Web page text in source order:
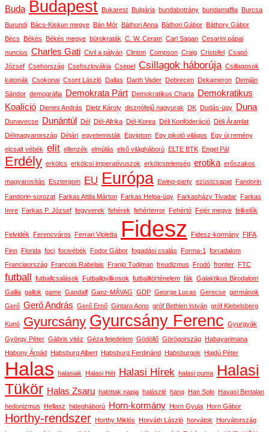
Buda Budapest Bukarest Bulgária bundabotrány bundamaffia Burcsa
Burundi Bács-Kiskun megye Bán Mór Báthori Anna Báthori Gábor
Báthory Gábor
Bécs
Békés Békés megye bürokraták C. W. Ceram Carl Sagan Cesarini pápai
nuncius Charles Gati Civil a pályán Clinton Compson Craig Cristofel
Csapó
József Csehország Csehszlovákia Csepel Csillagok háborúja Csillagosok
katonák Csokonai Csont László Dallas Darth Vader Debrecen Dekameron
Demján
Sándor demográfia Demokrata Párt Demokratikus Charta
Demokratikus
Koalíció
Dienes András Dietz Károly disznófejű nagyurak DK Dudás-ügy Duna
Dunavecse Dunántúl Dél Dél-Afrika Dél-Korea Déli Konföderáció
Déli Áramlat
Délmagyarország
Détári egyetemisták Egyiptom Egy pikoló világos
Egy új remény
elcsalt vébék elit ellenzék elmúlás első világháború ELTE BTK Engel Pál
Erdély erkölcs erkölcsi imperatívuszok erkölcstelenség erotika erőszakos
magyarosítás Esztergom EU Európa Ewing-party ezüstcsapat Fandorin
Fandorin-sorozat Farkas Attila Márton Farkas Helga-ügy Farkasházy Tivadar
Farkas
Imre
Farkas P. József fegyverek fehérek fehérterror Fehértó Fejér megye felkelők
Felvidék Ferencváros Ferrari Violetta Fidesz Fidesz-kormány FIFA
Finn Florida foci focivébék Fodor Gábor fogadási csalás Forma-1
forradalom
Franciaország
Francois Rabelais Franjo Tudjman freudizmus Frodó frontier FTC
futball futballcsalások Futballgyilkosok futballtörténelem fák Galaktikus Birodalom
Gallia gallok game Gandalf Ganz-MÁVAG GDP George Lucas Gerecse germánok
Gerő Gerő András Gerő Ernő Gintaro Aono gróf Bethlen István gróf Klebelsberg
Kunó Gyurcsány Gyurcsány Ferenc Gyurgyák
György Péter Gábris vitéz Géza fejedelem Gödöllő Görögország
Habayarimana
Habony Árpád
Habsburg Albert Habsburg Ferdinánd Habsburgok Hajdú Péter
Halas halasiak Halasi Hét Halasi Hírek halasi puma
Halasi
Tükör Halas Zsaru halottak napja halászlé hang Han Solo
Havasi Bertalan
hedonizmus
Hellasz hidegháború Horn-kormány Horn Gyula Horn Gábor
Horthy-rendszer Horthy Miklós Horváth László horvátok
Horvátország